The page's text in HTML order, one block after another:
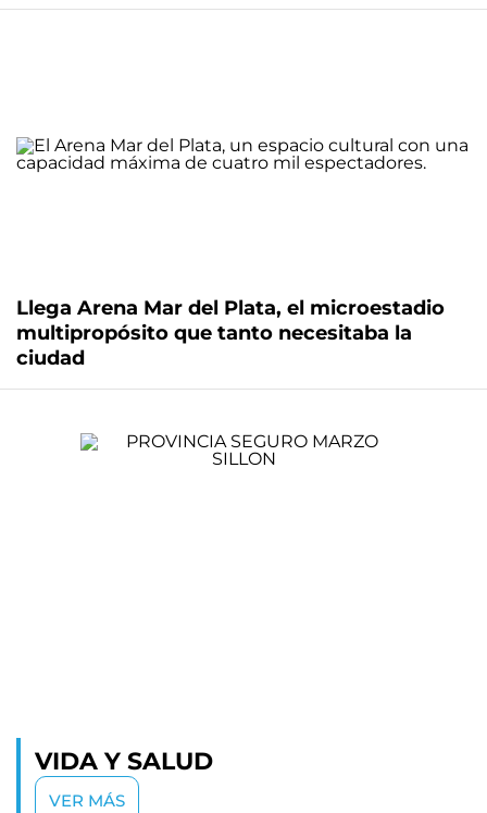
Llega Arena Mar del Plata, el microestadio
multipropósito que tanto necesitaba la
ciudad
VIDA Y SALUD
VER MÁS